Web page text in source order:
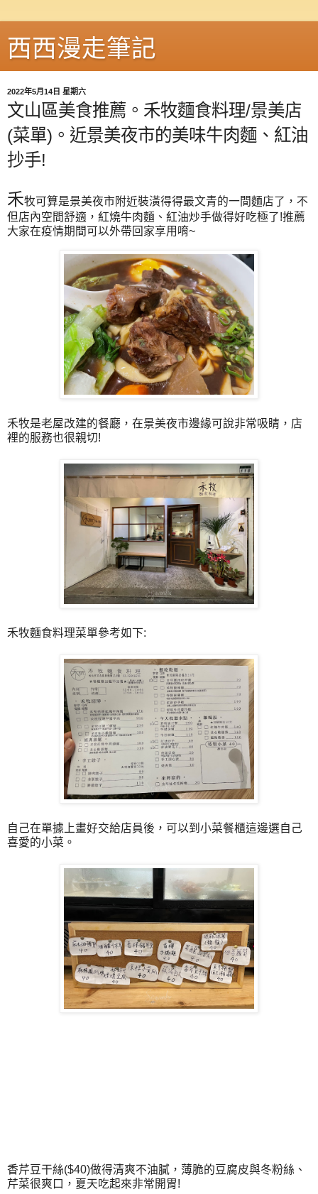
西西漫走筆記
2022年5月14日 星期六
文山區美食推薦。禾牧麵食料理/景美店
(菜單)。近景美夜市的美味牛肉麵、紅油
抄手!
禾牧可算是景美夜市附近裝潢得得最文青的一間麵店了，不
但店內空間舒適，紅燒牛肉麵、紅油炒手做得好吃極了!推薦
大家在疫情期間可以外帶回家享用唷~
禾牧是老屋改建的餐廳，在景美夜市邊緣可說非常吸睛，店
裡的服務也很親切!
禾牧麵食料理菜單參考如下:
自己在單據上畫好交給店員後，可以到小菜餐櫃這邊選自己
喜愛的小菜。
香芹豆干絲($40)做得清爽不油膩，薄脆的豆腐皮與冬粉絲、
芹菜很爽口，夏天吃起來非常開胃!